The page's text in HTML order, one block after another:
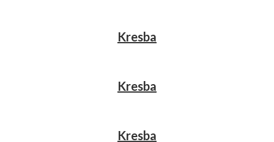
Kresba
Kresba
Kresba